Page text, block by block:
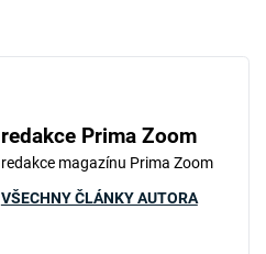
redakce Prima Zoom
redakce magazínu Prima Zoom
VŠECHNY ČLÁNKY AUTORA